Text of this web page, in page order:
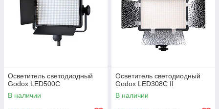
Осветитель светодиодный
Godox LED500C
В наличии
Осветитель светодиодный
Godox LED308C II
В наличии